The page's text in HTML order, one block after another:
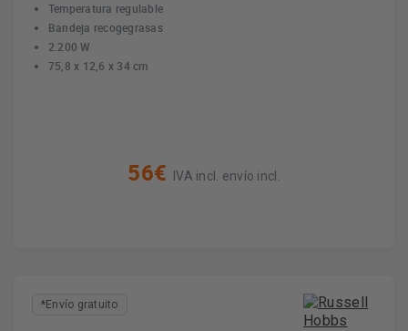
Temperatura regulable
Bandeja recogegrasas
2.200 W
75,8 x 12,6 x 34 cm
56€ IVA incl. envío incl.
*Envío gratuito